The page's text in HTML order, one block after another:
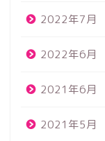
2022年7月
2022年6月
2021年6月
2021年5月